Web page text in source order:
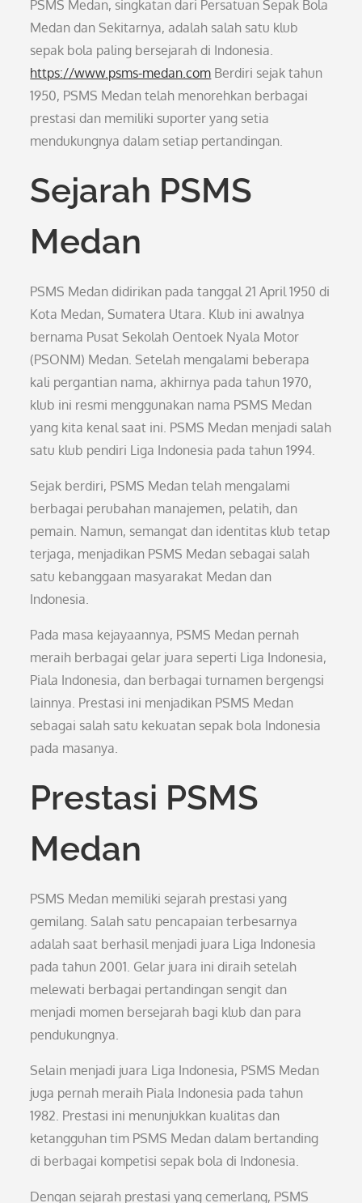
PSMS Medan, singkatan dari Persatuan Sepak Bola
Medan dan Sekitarnya, adalah salah satu klub
sepak bola paling bersejarah di Indonesia.
https://www.psms-medan.com Berdiri sejak tahun
1950, PSMS Medan telah menorehkan berbagai
prestasi dan memiliki suporter yang setia
mendukungnya dalam setiap pertandingan.
Sejarah PSMS
Medan
PSMS Medan didirikan pada tanggal 21 April 1950 di
Kota Medan, Sumatera Utara. Klub ini awalnya
bernama Pusat Sekolah Oentoek Nyala Motor
(PSONM) Medan. Setelah mengalami beberapa
kali pergantian nama, akhirnya pada tahun 1970,
klub ini resmi menggunakan nama PSMS Medan
yang kita kenal saat ini. PSMS Medan menjadi salah
satu klub pendiri Liga Indonesia pada tahun 1994.
Sejak berdiri, PSMS Medan telah mengalami
berbagai perubahan manajemen, pelatih, dan
pemain. Namun, semangat dan identitas klub tetap
terjaga, menjadikan PSMS Medan sebagai salah
satu kebanggaan masyarakat Medan dan
Indonesia.
Pada masa kejayaannya, PSMS Medan pernah
meraih berbagai gelar juara seperti Liga Indonesia,
Piala Indonesia, dan berbagai turnamen bergengsi
lainnya. Prestasi ini menjadikan PSMS Medan
sebagai salah satu kekuatan sepak bola Indonesia
pada masanya.
Prestasi PSMS
Medan
PSMS Medan memiliki sejarah prestasi yang
gemilang. Salah satu pencapaian terbesarnya
adalah saat berhasil menjadi juara Liga Indonesia
pada tahun 2001. Gelar juara ini diraih setelah
melewati berbagai pertandingan sengit dan
menjadi momen bersejarah bagi klub dan para
pendukungnya.
Selain menjadi juara Liga Indonesia, PSMS Medan
juga pernah meraih Piala Indonesia pada tahun
1982. Prestasi ini menunjukkan kualitas dan
ketangguhan tim PSMS Medan dalam bertanding
di berbagai kompetisi sepak bola di Indonesia.
Dengan sejarah prestasi yang cemerlang, PSMS